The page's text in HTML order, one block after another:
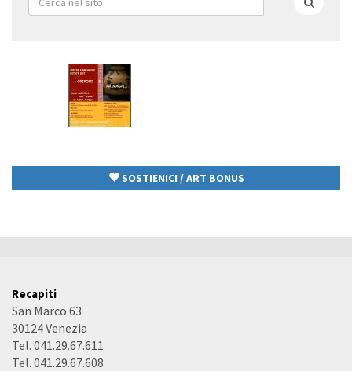
di
SOSTIENICI / ART BONUS
Recapiti
San Marco 63
30124 Venezia
Tel. 041.29.67.611
Tel. 041.29.67.608